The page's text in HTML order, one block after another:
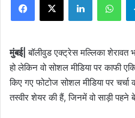
मुंबई|बॉलीवुड एक्ट्रेस मल्लिका शेरावत
हो लेकिन वो सोशल मीडिया पर काफी
किए गए फोटोज सोशल मीडिया पर
तस्वीर शेयर की हैं, जिनमें वो साड़ी पहने